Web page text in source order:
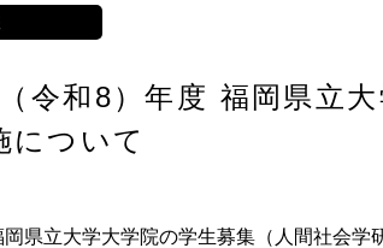
令和8）年度 福岡県立
について
県立大学大学院の学生募集（人間社会学